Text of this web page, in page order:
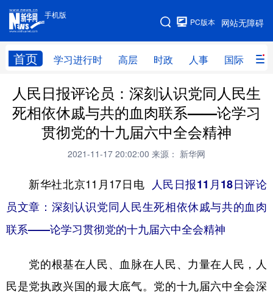
手机版
网站无障碍
PC版本
首页 学习进行时 高层 时政 人事 国际 财
手机版
网站地图
学习进行时 高层 时政 人事
国际 财经 网评 港澳
台湾 思客智库 全球连线 教育
文化 健康 军事
食品 人居 信息化 数字经济
人民日报评论员：深刻认识党同人民生
死相依休戚与共的血肉联系——论学习
贯彻党的十九届六中全会精神
2021-11-17 20:02:00 来源： 新华网
新华社北京11月17日电 人民日报11月18日评论
员文章：深刻认识党同人民生死相依休戚与共的血肉
联系——论学习贯彻党的十九届六中全会精神
党的根基在人民、血脉在人民、力量在人民，人
民是党执政兴国的最大底气。党的十九届六中全会深